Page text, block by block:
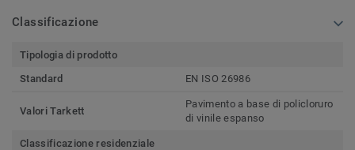
Classificazione
Tipologia di prodotto
Standard
EN ISO 26986
Valori Tarkett
Pavimento a base di policloruro
di vinile espanso
Classificazione residenziale